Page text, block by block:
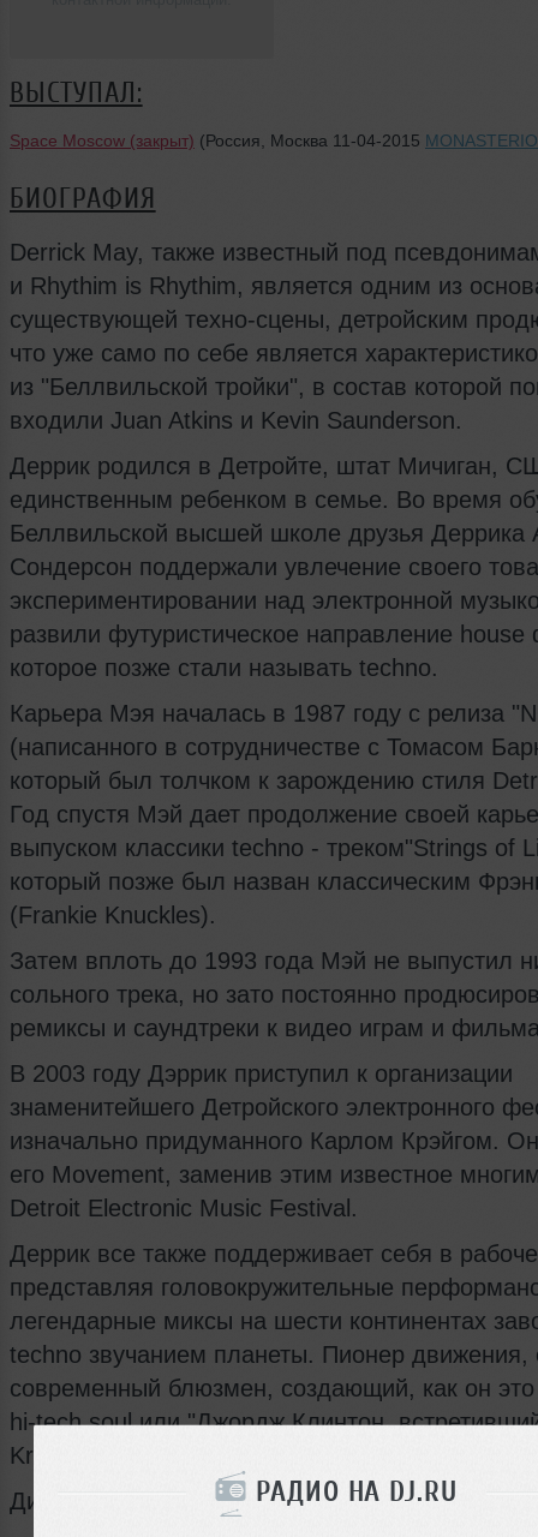
РАДИО НА DJ.RU
ВЫСТУПАЛ:
Space Moscow (закрыт) (Россия, Москва 11-04-2015
БИОГРАФИЯ
Derrick May, также известный под
и Rhythim is Rhythim, является одним из
существующей техно-сцены, детройским
что уже само по себе является
из "Беллвильской тройки", в состав которой
входили Juan Atkins и Kevin Saunderson.
Деррик родился в Детройте, штат Мичиган,
единственным ребенком в семье. Во время
Беллвильской высшей школе друзья Деррика
Сондерсон поддержали увлечение своего
экспериментировании над электронной
развили футуристическое направление
которое позже стали называть techno.
Карьера Мэя началась в 1987 году с релиза
(написанного в сотрудничестве с Томасом
который был толчком к зарождению стиля
Год спустя Мэй дает продолжение своей
выпуском классики techno - треком"Strings of
который позже был назван классическим
(Frankie Knuckles).
Затем вплоть до 1993 года Мэй не выпустил
сольного трека, но зато постоянно
ремиксы и саундтреки к видео играм и
В 2003 году Дэррик приступил к организации
знаменитейшего Детройского электронного
изначально придуманного Карлом Крэйгом.
его Movement, заменив этим известное
Detroit Electronic Music Festival.
Деррик все также поддерживает себя в
представляя головокружительные
легендарные миксы на шести континентах
techno звучанием планеты. Пионер движения,
современный блюзмен, создающий, как он это
hi-tech soul или "Джордж Клинтон,
Kraftwerk".
Дискография: